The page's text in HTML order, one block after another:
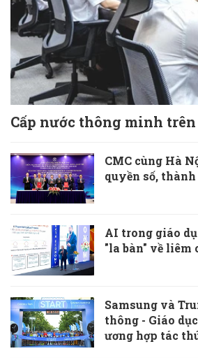
Cấp nước thông minh
CMC cùng Hà
quyền số,
AI trong giáo
"la bàn" về liêm
Samsung và
thông - Giáo
ương hợp tác